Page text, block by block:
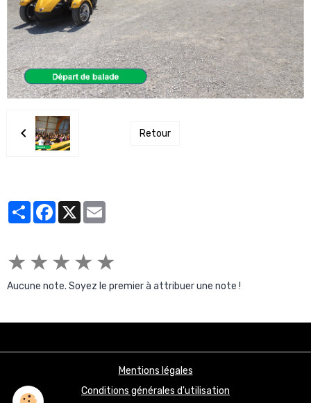
Retour
PartagerFacebook
X
★ ★ ★ ★ ★
Aucune note. Soyez le premier à attribuer une note !
Mentions légales
Conditions générales d'utilisation